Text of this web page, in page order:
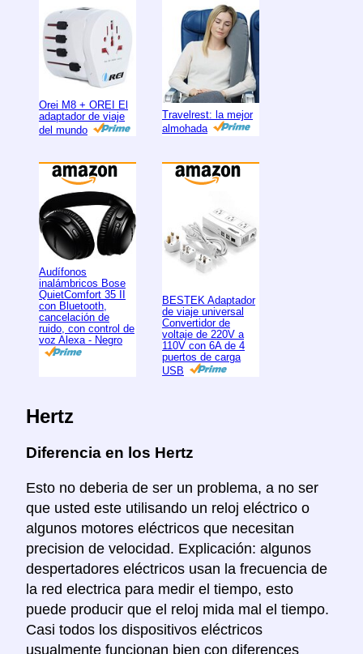
Orei M8 + OREI El
adaptador de viaje
del mundo
Travelrest: la mejor
almohada
Audífonos
inalámbricos Bose
QuietComfort 35 II
con Bluetooth,
cancelación de
ruido, con control de
voz Alexa - Negro
BESTEK Adaptador
de viaje universal
Convertidor de
voltaje de 220V a
110V con 6A de 4
puertos de carga
USB
Hertz
Diferencia en los Hertz
Esto no deberia de ser un problema, a no ser
que usted este utilisando un reloj eléctrico o
algunos motores eléctricos que necesitan
precision de velocidad. Explicación: algunos
despertadores eléctricos usan la frecuencia de
la red electrica para medir el tiempo, esto
puede producir que el reloj mida mal el tiempo.
Casi todos los dispositivos eléctricos
usualmente funcionan bien con diferences